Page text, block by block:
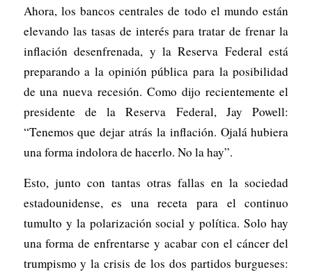
Ahora, los bancos centrales de todo el mundo están
elevando las tasas de interés para tratar de frenar la
inflación desenfrenada, y la Reserva Federal está
preparando a la opinión pública para la posibilidad
de una nueva recesión. Como dijo recientemente el
presidente de la Reserva Federal, Jay Powell:
“Tenemos que dejar atrás la inflación. Ojalá hubiera
una forma indolora de hacerlo. No la hay”.
Esto, junto con tantas otras fallas en la sociedad
estadounidense, es una receta para el continuo
tumulto y la polarización social y política. Solo hay
una forma de enfrentarse y acabar con el cáncer del
trumpismo y la crisis de los dos partidos burgueses: